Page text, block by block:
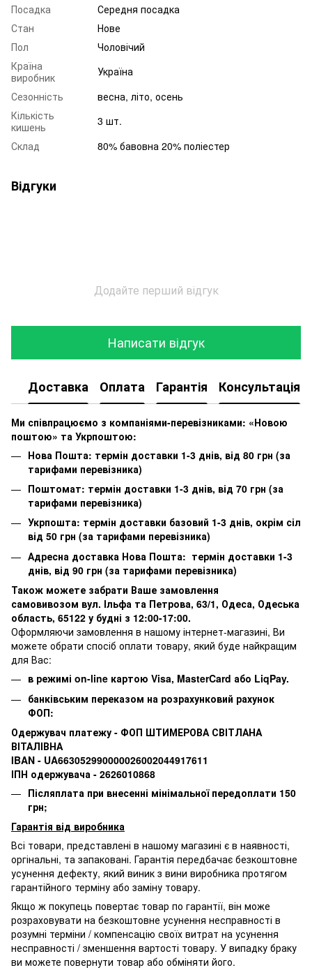
Посадка
Середня посадка
Стан
Нове
Пол
Чоловічий
Країна
виробник
Україна
Сезонність
весна, літо, осень
Кількість
кишень
3 шт.
Склад
80% бавовна 20% поліестер
Відгуки
Додайте перший відгук
Написати відгук
Доставка Оплата Гарантія Консультація
Ми співпрацюємо з компаніями-перевізниками: «Новою
поштою» та Укрпоштою:
Нова Пошта: термін доставки 1-3 днів, від 80 грн (за
тарифами перевізника)
Поштомат: термін доставки 1-3 днів, від 70 грн (за
тарифами перевізника)
Укрпошта: термін доставки базовий 1-3 днів, окрім сіл
від 50 грн (за тарифами перевізника)
Адресна доставка Нова Пошта: термін доставки 1-3
днів, від 90 грн (за тарифами перевізника)
Також можете забрати Ваше замовлення
самовивозом вул. Ільфа та Петрова, 63/1, Одеса, Одеська
область, 65122 у будні з 12:00-17:00.
Оформляючи замовлення в нашому інтернет-магазині, Ви
можете обрати спосіб оплати товару, який буде найкращим
для Вас:
в режимі on-line картою Visa, MasterCard або LiqPay.
банківським переказом на розрахунковий рахунок
ФОП:
Одержувач платежу - ФОП ШТИМЕРОВА СВІТЛАНА
ВІТАЛІВНА
IBAN - UA663052990000026002044917611
ІПН одержувача - 2626010868
Післяплата при внесенні мінімальної передоплати 150
грн;
Гарантія від виробника
Всі товари, представлені в нашому магазині є в наявності,
оргінальні, та запаковані. Гарантія передбачає безкоштовне
усунення дефекту, який виник з вини виробника протягом
гарантійного терміну або заміну товару.
Якщо ж покупець повертає товар по гарантії, він може
розраховувати на безкоштовне усунення несправності в
розумні терміни / компенсацію своїх витрат на усунення
несправності / зменшення вартості товару. У випадку браку
ви можете повернути товар або обміняти його.